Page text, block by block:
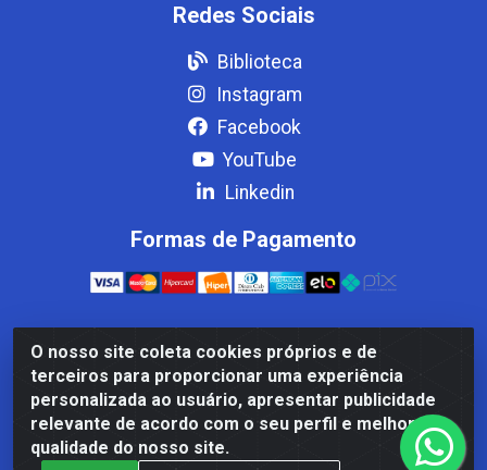
O nosso site coleta cookies próprios e de
terceiros para proporcionar uma experiência
personalizada ao usuário, apresentar publicidade
relevante de acordo com o seu perfil e melhorar a
qualidade do nosso site.
Redes Sociais
Biblioteca
Instagram
Facebook
YouTube
Linkedin
Formas de Pagamento
Casa Cardão LTDA - Av. Amaral Peixoto, 910 - Afonso
ArinosCom, Levy Gasparian/RJ - CEP 25.875-000 - CNPJ
32.287.542/0001-83